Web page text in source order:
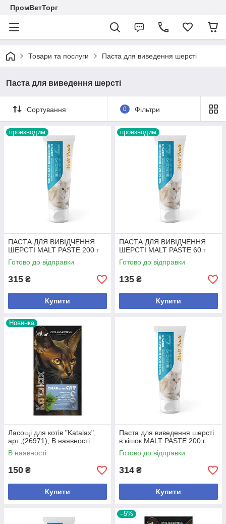
ПромВетТорг
Товари та послуги Паста для виведення шерсті
Паста для виведення шерсті
Сортування 0 Фільтри
производим
ПАСТА ДЛЯ ВИВІДЧЕННЯ
ШЕРСТІ MALT PASTE 200 г
Готово до відправки
315 ₴
Купити
производим
ПАСТА ДЛЯ ВИВІДЧЕННЯ
ШЕРСТІ MALT PASTE 60 г
Готово до відправки
135 ₴
Купити
Новинка
Ласощі для котів "Katalax",
арт.,(26971), В наявності
В наявності
150 ₴
Купити
Паста для виведення шерсті
в кішок MALT PASTE 200 г
Готово до відправки
314 ₴
Купити
–5%